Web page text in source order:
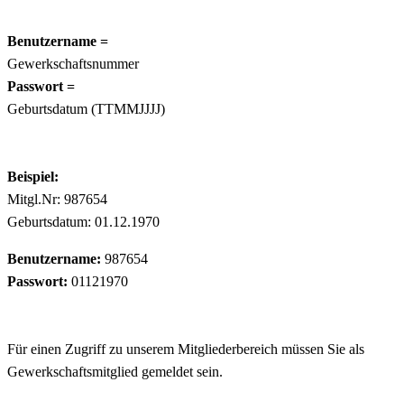
Benutzername =
Gewerkschaftsnummer
Passwort =
Geburtsdatum (TTMMJJJJ)
Beispiel:
Mitgl.Nr: 987654
Geburtsdatum: 01.12.1970
Benutzername: 987654
Passwort: 01121970
Für einen Zugriff zu unserem Mitgliederbereich müssen Sie als
Gewerkschaftsmitglied gemeldet sein.